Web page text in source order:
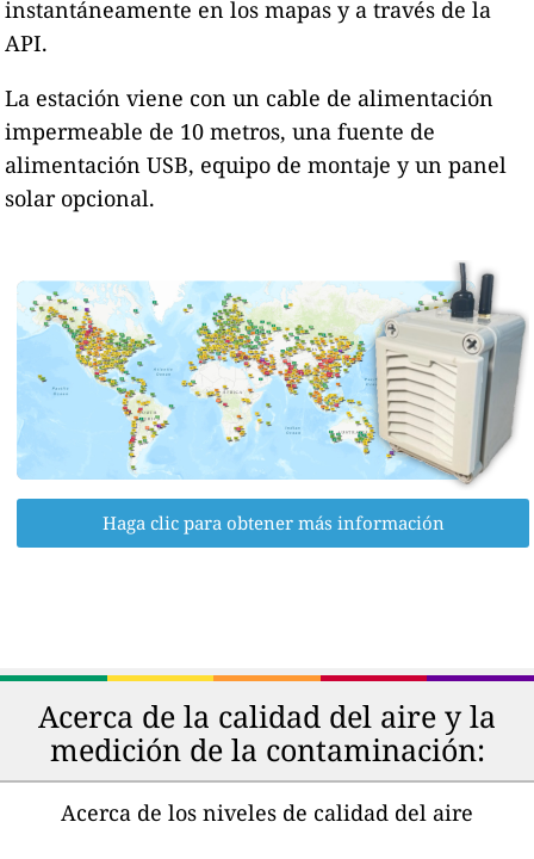
instantáneamente en los mapas y a través de la
API.
La estación viene con un cable de alimentación
impermeable de 10 metros, una fuente de
alimentación USB, equipo de montaje y un panel
solar opcional.
Haga clic para obtener más información
Acerca de la calidad del aire y la
medición de la contaminación:
Acerca de los niveles de calidad del aire